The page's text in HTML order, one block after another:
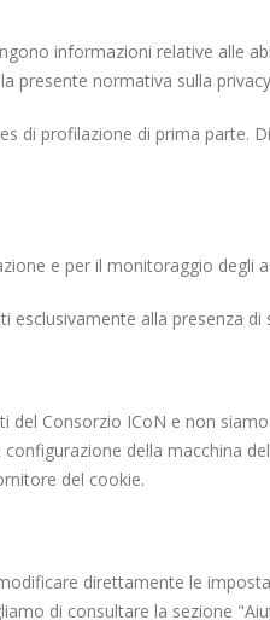
informazioni relative alle
presente normativa sulla
di profilazione di prima
e per il monitoraggio degli
alla presenza
Consorzio ICoN e non
della macchina
del cookie.
direttamente le
di consultare la sezione